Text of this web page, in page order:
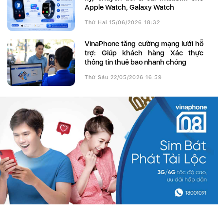
Apple Watch, Galaxy Watch
Thứ Hai 15/06/2026 18:32
VinaPhone tăng cường mạng lưới hỗ
trợ: Giúp khách hàng Xác thực
thông tin thuê bao nhanh chóng
Thứ Sáu 22/05/2026 16:59